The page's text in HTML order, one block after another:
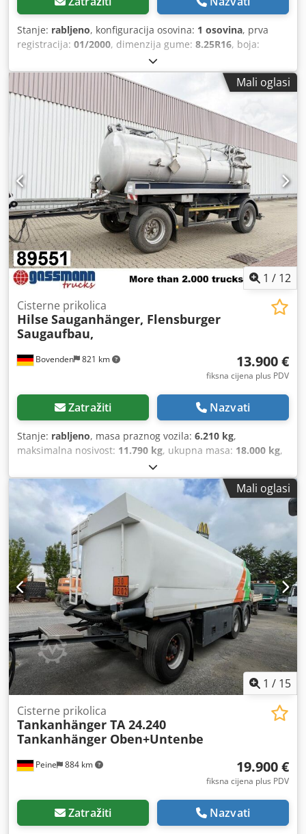
Stanje: rabljeno, konfiguracija osovina: 1 osovina, prva
registracija: 01/2000, dimenzija gume: 8.25R16, boja:
2000
km, vrsta prijenosa:drugo, vozačeva kabina:drugo,
Mali oglasi
1 / 12
Bovenden 821 km
Cisterne prikolica
Hilse Sauganhänger, Flensburger
Saugaufbau,
13.900 €
fiksna cijena plus PDV
Zatražiti Nazvati
Stanje: rabljeno, masa praznog vozila: 6.210 kg,
maksimalna nosivost: 11.790 kg, ukupna masa: 18.000 kg,
2 osovine
volumen tovarnog prostora:10 m³, ovjes:čelik, dimenzija
gume: 385/65R22.5 , boja: , prijeđeni kilometri:1.001
km
, vrsta prijenosa: drugo , vozačeva kabina:
Mali oglasi
1 / 15
Peine 884 km
Cisterne prikolica
Tankanhänger TA 24.240
Tankanhänger Oben+Untenbe
19.900 €
fiksna cijena plus PDV
Zatražiti Nazvati